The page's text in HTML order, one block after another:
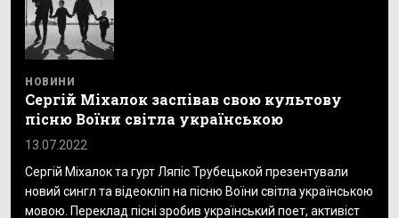
НОВИНИ
Сергій Міхалок заспівав свою культову
пісню Воїни світла українською
13.07.2022
Сергій Міхалок та гурт Ляпіс Трубецькой презентували
новий сингл та відеокліп на пісню Воїни світла українською
мовою. Переклад пісні зробив український поет, активіст